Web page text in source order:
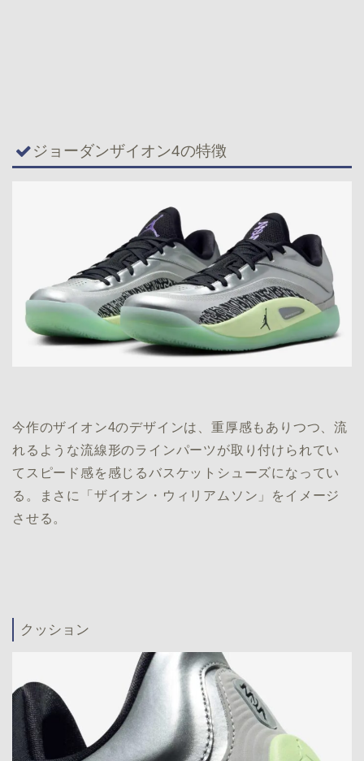
ジョーダンザイオン4の特徴
今作のザイオン4のデザインは、重厚感もありつつ、流
れるような流線形のラインパーツが取り付けられてい
てスピード感を感じるバスケットシューズになってい
る。まさに「ザイオン・ウィリアムソン」をイメージ
させる。
クッション